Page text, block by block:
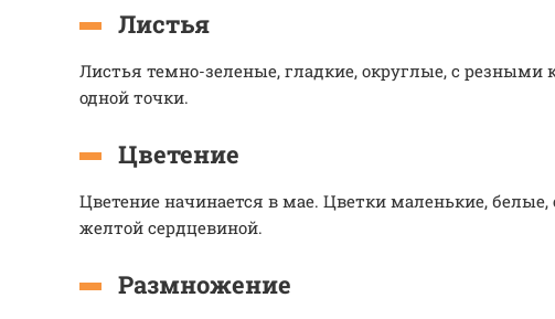
Листья
Листья темно-зеленые, гладкие, округлые, с резными
одной точки.
Цветение
Цветение начинается в мае. Цветки маленькие, белые,
желтой сердцевиной.
Размножение